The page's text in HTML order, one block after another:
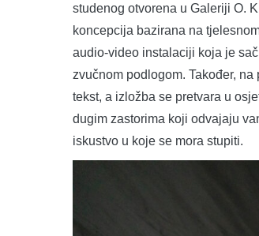
studenog otvorena u Galeriji O.
koncepcija bazirana na
audio-video instalaciji koja je
zvučnom podlogom. Također,
tekst, a izložba se pretvara u
dugim zastorima koji odvajaju
iskustvo u koje se mora stupiti.